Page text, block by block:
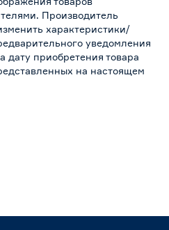
Производитель
характеристики/
уведомления
дату приобретения товара
на настоящем